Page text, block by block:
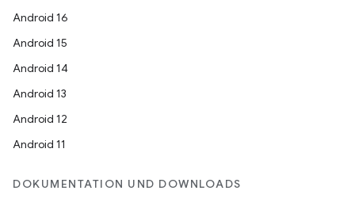
Android 16
Android 15
Android 14
Android 13
Android 12
Android 11
DOKUMENTATION UND DOWNLOADS